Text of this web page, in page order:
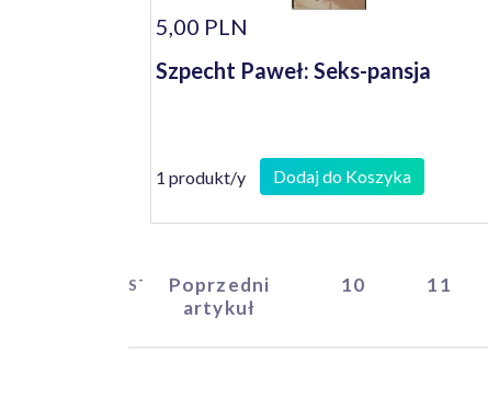
5,00 PLN
Szpecht Paweł: Seks-pansja
1 produkt/y Dodaj do Koszyka
STARTPoprzedni
artykuł
10 11